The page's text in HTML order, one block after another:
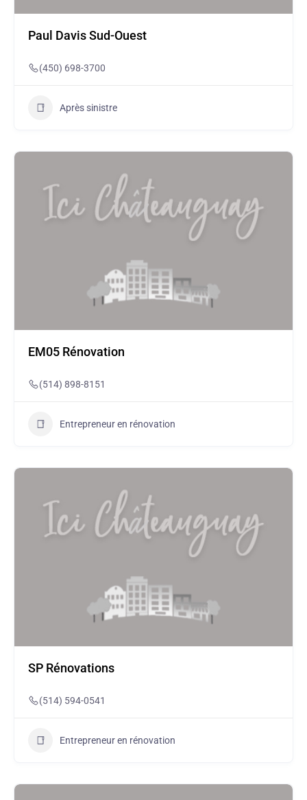
Paul Davis Sud-Ouest
(450) 698-3700
Après sinistre
EM05 Rénovation
(514) 898-8151
Entrepreneur en rénovation
SP Rénovations
(514) 594-0541
Entrepreneur en rénovation